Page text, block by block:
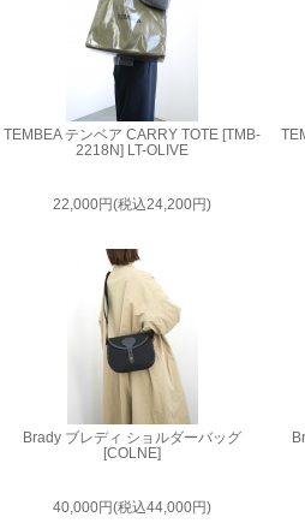
TEMBEA テンベア CARRY TOTE [TMB-
2218N] LT-OLIVE
22,000円(税込24,200円)
Brady ブレディ ショルダーバッグ
[COLNE]
40,000円(税込44,000円)